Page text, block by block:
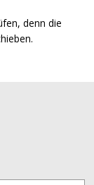
denn die